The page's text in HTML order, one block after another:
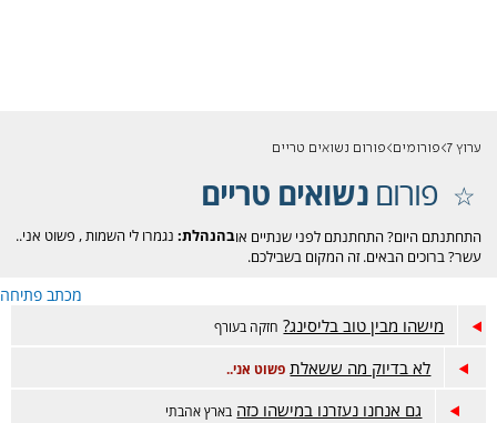
ערוץ 7 פורומים פורום נשואים טריים
פורוםנשואים טריים
בהנהלת: נגמרו לי השמות, פשוט אני..
התחתנתם היום? התחתנתם לפני שנתיים או
עשר? ברוכים הבאים. זה המקום בשבילכם.
מכתב פתיחה
מישהו מבין טוב בליסינג? חזקה בעורף
לא בדיוק מה ששאלת פשוט אני..
גם אנחנו נעזרנו במישהו כזה בארץ אהבתי